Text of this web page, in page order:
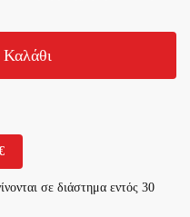
Καλάθι
σε διάστημα εντός 30